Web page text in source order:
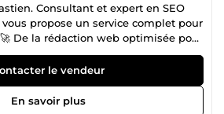
Consultant et expert en SEO
propose un service complet pour
De la rédaction web optimisée pour
En passant par des conseils sur
pages web. Et sans oublier le
une autorité dans le temps.
votre trafic venant des moteurs
le vendeur
En savoir plus